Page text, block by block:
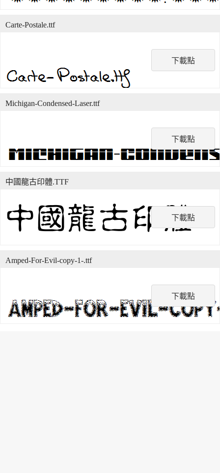
下載點
Carte-Postale.ttf
下載點
Michigan-Condensed-Laser.ttf
下載點
中國龍古印體.TTF
下載點
Amped-For-Evil-copy-1-.ttf